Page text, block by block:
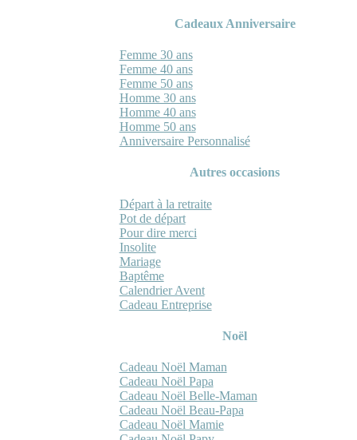
Cadeaux Anniversaire
Femme 30 ans
Femme 40 ans
Femme 50 ans
Homme 30 ans
Homme 40 ans
Homme 50 ans
Anniversaire Personnalisé
Autres occasions
Départ à la retraite
Pot de départ
Pour dire merci
Insolite
Mariage
Baptême
Calendrier Avent
Cadeau Entreprise
Noël
Cadeau Noël Maman
Cadeau Noël Papa
Cadeau Noël Belle-Maman
Cadeau Noël Beau-Papa
Cadeau Noël Mamie